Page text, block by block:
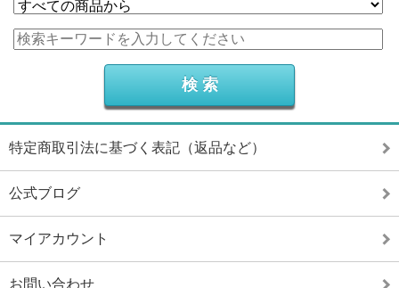
特定商取引法に基づく表記（返品など）
公式ブログ
マイアカウント
お問い合わせ